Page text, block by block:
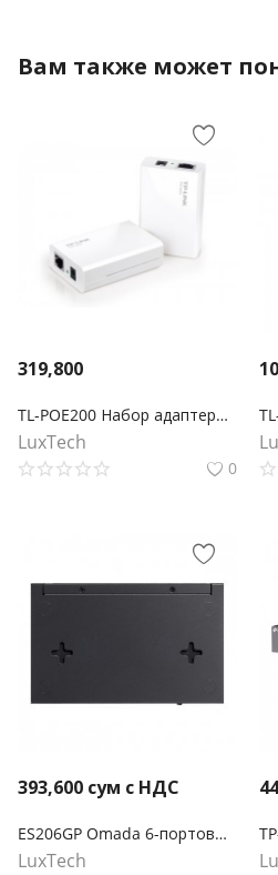
Вам также может
319,800
TL-POE200 Набор адаптеров РоЕ
LuxTech
0
393,600 сум с НДС
ES206GP Omada 6-портовый гигабитный Easy Managed коммутатор с 4 портами PoE+
LuxTech